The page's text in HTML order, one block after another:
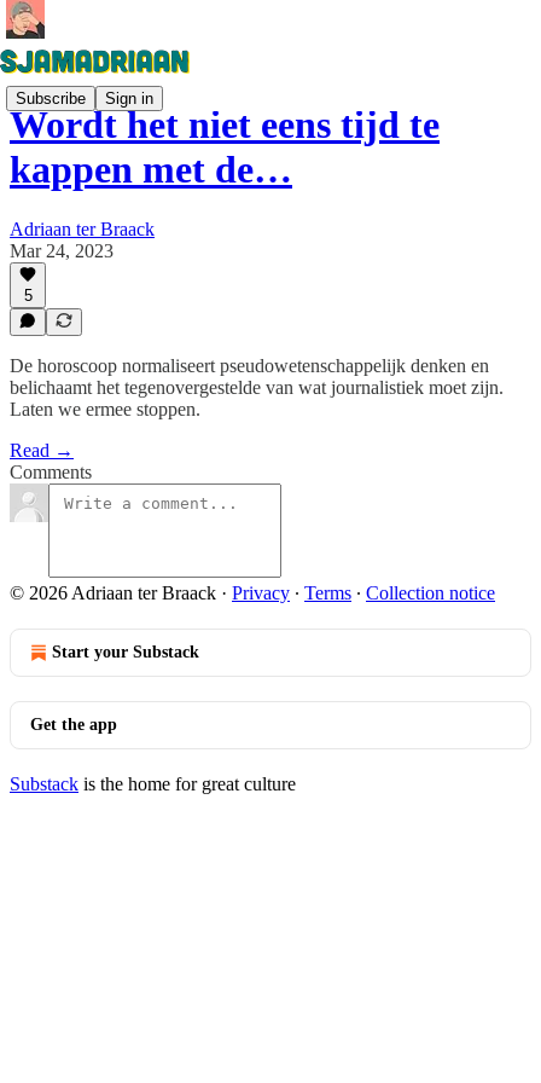
Subscribe Sign in
Wordt het niet eens tijd te
kappen met de…
Adriaan ter Braack
Mar 24, 2023
5
De horoscoop normaliseert pseudowetenschappelijk denken en
belichaamt het tegenovergestelde van wat journalistiek moet zijn.
Laten we ermee stoppen.
Read →
Comments
© 2026 Adriaan ter Braack · Privacy ∙ Terms ∙ Collection notice
Start your Substack
Get the app
Substack is the home for great culture